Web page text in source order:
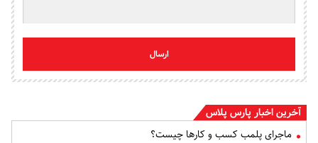
ارسال
آخرین اخبار پارس پلاس
ماجرای پلمب کسب و کارها چیست؟